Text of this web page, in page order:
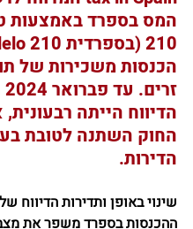
המס בספרד באמצעות
הכנסות משכירות של
הדיווח הייתה
החוק השתנה לטובת
הדירות.
שינוי באופן ותדירות הדיווח
ההכנסות בספרד משפר את